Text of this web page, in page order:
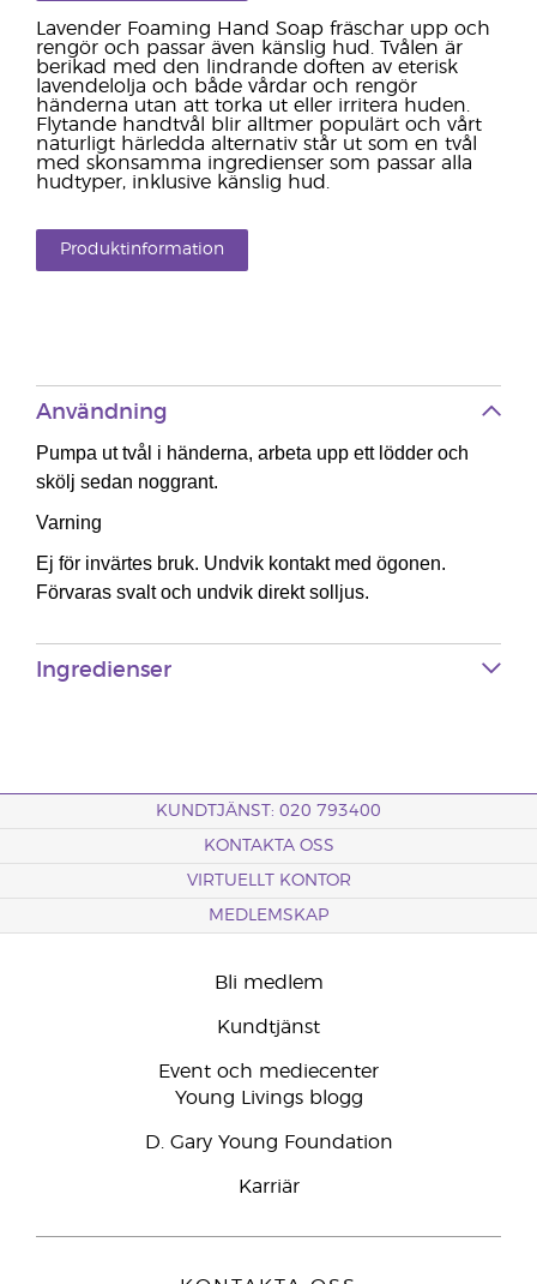
Lavender Foaming Hand Soap fräschar upp och
rengör och passar även känslig hud. Tvålen är
berikad med den lindrande doften av eterisk
lavendelolja och både vårdar och rengör
händerna utan att torka ut eller irritera huden.
Flytande handtvål blir alltmer populärt och vårt
naturligt härledda alternativ står ut som en tvål
med skonsamma ingredienser som passar alla
hudtyper, inklusive känslig hud.
Produktinformation
Användning
Pumpa ut tvål i händerna, arbeta upp ett lödder och
skölj sedan noggrant.
Varning
Ej för invärtes bruk. Undvik kontakt med ögonen.
Förvaras svalt och undvik direkt solljus.
Ingredienser
KUNDTJÄNST: 020 793400
KONTAKTA OSS
VIRTUELLT KONTOR
MEDLEMSKAP
Bli medlem
Kundtjänst
Event och mediecenter
Young Livings blogg
D. Gary Young Foundation
Karriär